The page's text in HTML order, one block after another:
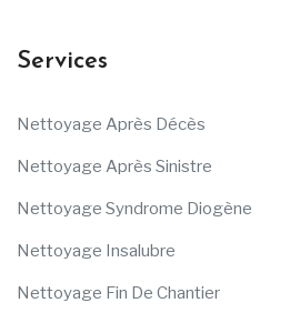
Services
Nettoyage Après Décès
Nettoyage Après Sinistre
Nettoyage Syndrome Diogène
Nettoyage Insalubre
Nettoyage Fin De Chantier